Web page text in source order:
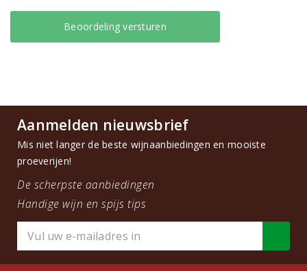
Aanmelden nieuwsbrief
Mis niet langer de beste wijnaanbiedingen en mooiste
proeverijen!
De scherpste aanbiedingen
Handige wijn en spijs tips